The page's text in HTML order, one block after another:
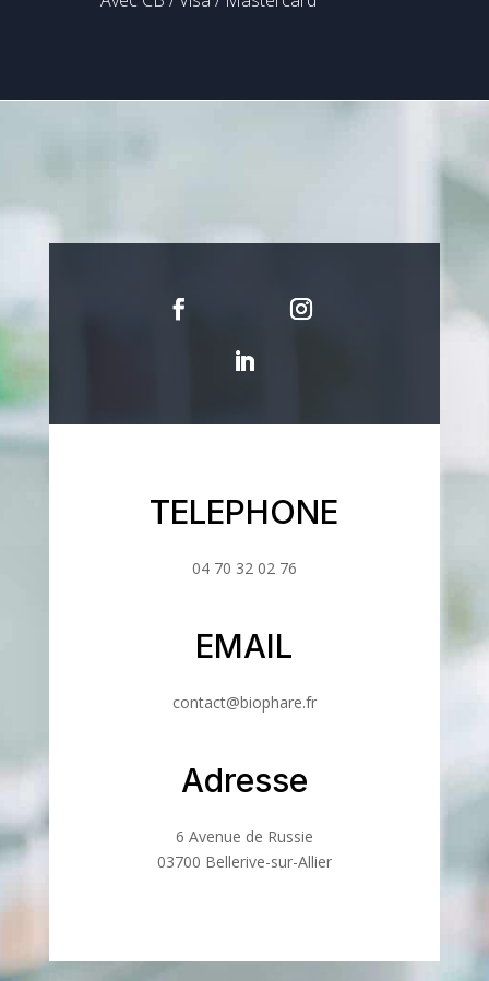
TELEPHONE
04 70 32 02 76
EMAIL
contact@biophare.fr
Adresse
6 Avenue de Russie
03700 Bellerive-sur-Allier